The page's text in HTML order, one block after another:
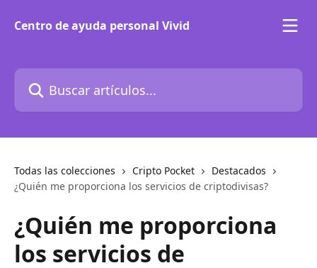
Centro de ayuda personal Vivid
Buscar artículos...
Todas las colecciones Cripto Pocket
Destacados
¿Quién me proporciona los servicios de criptodivisas?
¿Quién me proporciona
los servicios de